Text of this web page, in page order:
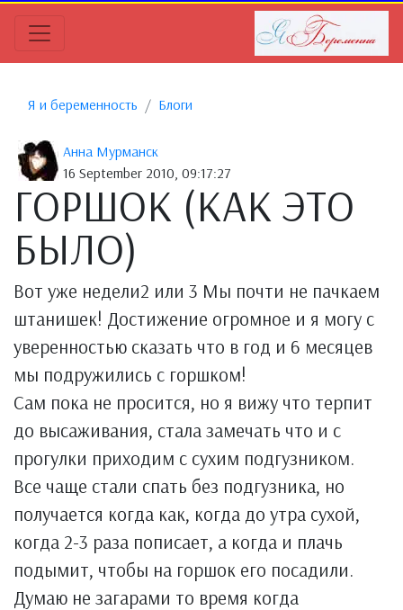
Я и беременность Блоги
Анна Мурманск
16 September 2010, 09:17:27
ГОРШОК (КАК ЭТО
БЫЛО)
Вот уже недели2 или 3 Мы почти не пачкаем
штанишек! Достижение огромное и я могу с
уверенностью сказать что в год и 6 месяцев
мы подружились с горшком!
Сам пока не просится, но я вижу что терпит
до высаживания, стала замечать что и с
прогулки приходим с сухим подгузником.
Все чаще стали спать без подгузника, но
получается когда как, когда до утра сухой,
когда 2-3 раза пописает, а когда и плачь
подымит, чтобы на горшок его посадили.
Думаю не загарами то время когда